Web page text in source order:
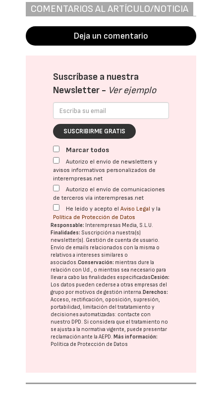
COMENTARIOS AL ARTÍCULO/NOTICIA
Deja un comentario
Suscríbase a nuestra
Newsletter - Ver ejemplo
SUSCRIBIRME GRATIS
Marcar todos
Autorizo el envío de newsletters y
avisos informativos personalizados de
interempresas.net
Autorizo el envío de comunicaciones
de terceros vía interempresas.net
He leído y acepto elAviso Legal y la
Política de Protección de Datos
Responsable: Interempresas Media, S.L.U.
Finalidades: Suscripción a nuestra(s)
newsletter(s). Gestión de cuenta de usuario.
Envío de emails relacionados con la misma o
relativos a intereses similares o
asociados.Conservación: mientras dure la
relación con Ud., o mientras sea necesario para
llevar a cabo las finalidades especificadasCesión:
Los datos pueden cederse a otras empresas del
grupo por motivos de gestión interna. Derechos:
Acceso, rectificación, oposición, supresión,
portabilidad, limitación del tratatamiento y
decisiones automatizadas: contacte con
nuestro DPD. Si considera que el tratamiento no
se ajusta a la normativa vigente, puede presentar
reclamación ante laAEPD. Más información:
Política de Protección de Datos